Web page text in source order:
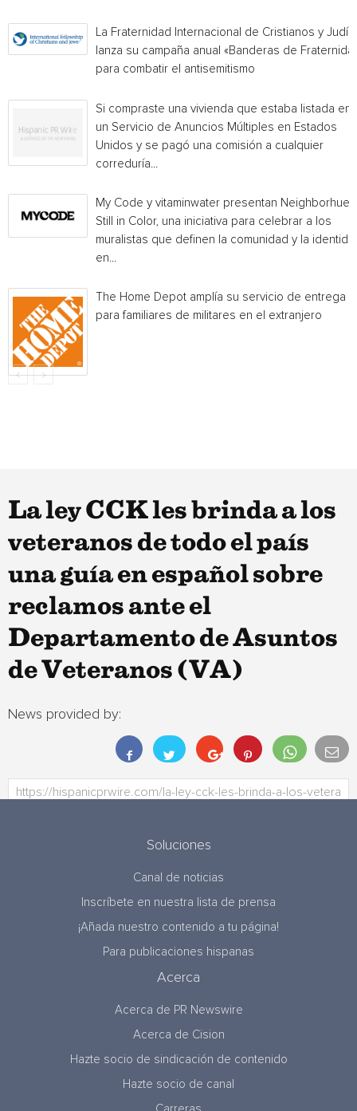
La Fraternidad Internacional de Cristianos y
lanza su campaña anual «Banderas de
para combatir el antisemitismo
Si compraste una vivienda que estaba listada en
un Servicio de Anuncios Múltiples en Estados
Unidos y se pagó una comisión a cualquier
correduría...
My Code y vitaminwater presentan Neighborhue:
Still in Color, una iniciativa para celebrar a los
muralistas que definen la comunidad y la
en...
The Home Depot amplía su servicio de entrega
para familiares de militares en el extranjero
La ley CCK les brinda a los
veteranos de todo el país
una guía en español sobre
reclamos ante el
Departamento de Asuntos
de Veteranos (VA)
News provided by:
Soluciones
Canal de noticias
Inscríbete en nuestra lista de prensa
¡Añada nuestro contenido a tu página!
Para publicaciones hispanas
Acerca
Acerca de PR Newswire
Acerca de Cision
Hazte socio de sindicación de contenido
Hazte socio de canal